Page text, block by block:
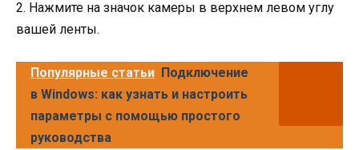
2. Нажмите на значок камеры в верхнем левом углу
вашей ленты.
Популярные статьи Подключение
в Windows: как узнать и настроить
параметры с помощью простого
руководства